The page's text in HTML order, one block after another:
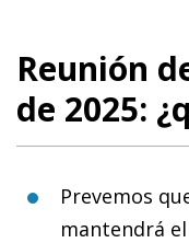
Reunión
de 2025:
Prevemos
mantendrá